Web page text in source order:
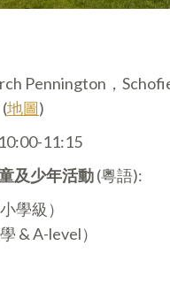
Pennington，
地圖)
11:15
及少年活動(粵語):
學級）
& A-level）